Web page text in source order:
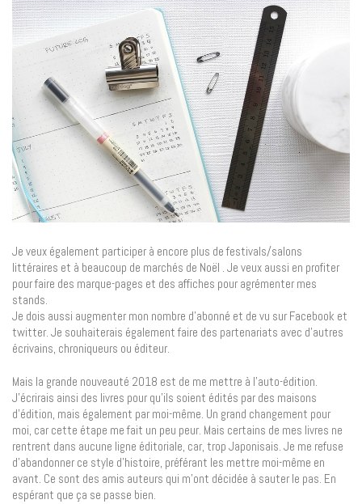
Je veux également participer à encore plus de festivals/salons
littéraires et à beaucoup de marchés de Noël . Je veux aussi en profiter
pour faire des marque-pages et des affiches pour agrémenter mes
stands.
Je dois aussi augmenter mon nombre d’abonné et de vu sur Facebook et
twitter. Je souhaiterais également faire des partenariats avec d’autres
écrivains, chroniqueurs ou éditeur.
Mais la grande nouveauté 2018 est de me mettre à l’auto-édition.
J’écrirais ainsi des livres pour qu’ils soient édités par des maisons
d’édition, mais également par moi-même. Un grand changement pour
moi, car cette étape me fait un peu peur. Mais certains de mes livres ne
rentrent dans aucune ligne éditoriale, car, trop Japonisais. Je me refuse
d’abandonner ce style d’histoire, préférant les mettre moi-même en
avant. Ce sont des amis auteurs qui m’ont décidée à sauter le pas. En
espérant que ça se passe bien.